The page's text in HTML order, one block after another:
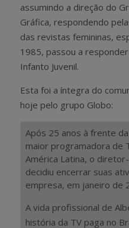
assumindo a direção do
Gráfica, respondendo
das revistas femininas,
1985, passou a
Infanto Juvenil.
Esta foi a íntegra do
hoje pelo grupo Globo:
Após 25 anos à frente
maior programadora de
América Latina, o
decidiu encerrar suas
empresa, em janeiro de
A vida profissional de
história da TV paga no